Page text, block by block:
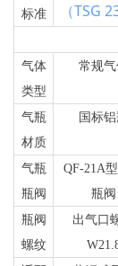
标准
（TSG
气体
类型
常规气
气瓶
材质
国标
气瓶
瓶阀
QF-21A
瓶阀
瓶阀
螺纹
出气口